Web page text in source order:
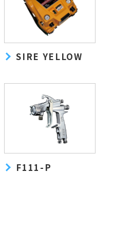
SIRE YELLOW
F111-P